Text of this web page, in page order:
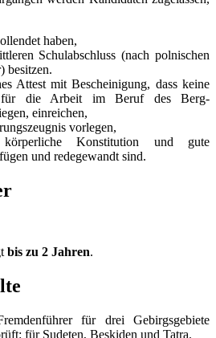
haben,
Schulabschluss (nach polnischen
besitzen.
Attest mit Bescheinigung, dass keine
für die Arbeit im Beruf des Berg-
einreichen,
vorlegen,
Konstitution und gute
und redegewandt sind.
bis zu 2 Jahren.
für drei Gebirgsgebiete
für Sudeten, Beskiden und Tatra.